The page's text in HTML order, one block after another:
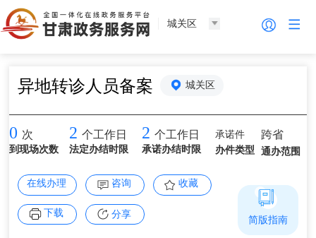
城关区
异地转诊人员备案 城关区
0 次
到现场次数
2 个工作日
法定办结时限
2 个工作日
承诺办结时限
承诺件
办件类型
跨省
通办范围
在线办理 咨询 收藏
下载 分享 简版指南